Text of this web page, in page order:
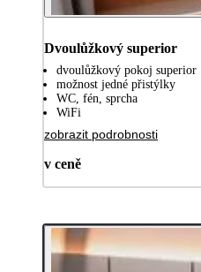
Dvoulůžkový superior
dvoulůžkový pokoj superior
možnost jedné přistýlky
WC, fén, sprcha
WiFi
zobrazit podrobnosti
v ceně